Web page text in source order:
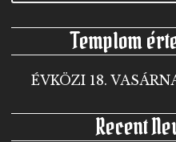
Templom
ÉVKÖZI 18.
Recent